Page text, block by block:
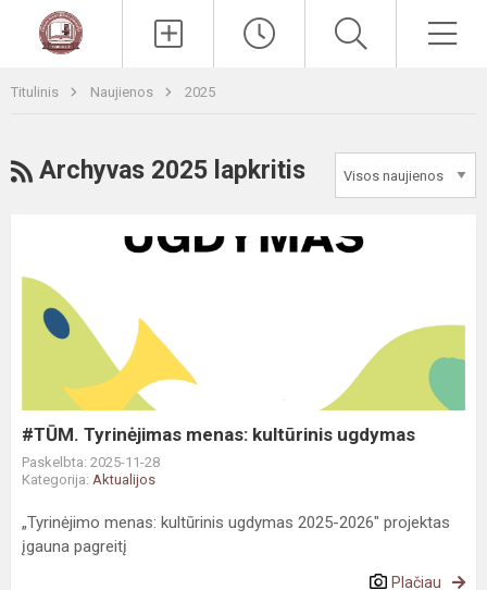
Titulinis Naujienos 2025
RSS
Archyvas 2025 lapkritis
Tyrinėjimas
menas:
kultūrinis
#TŪM. Tyrinėjimas menas: kultūrinis ugdymas
Paskelbta: 2025-11-28
Kategorija: Aktualijos
„Tyrinėjimo menas: kultūrinis ugdymas 2025-2026" projektas
įgauna pagreitį
Plačiau